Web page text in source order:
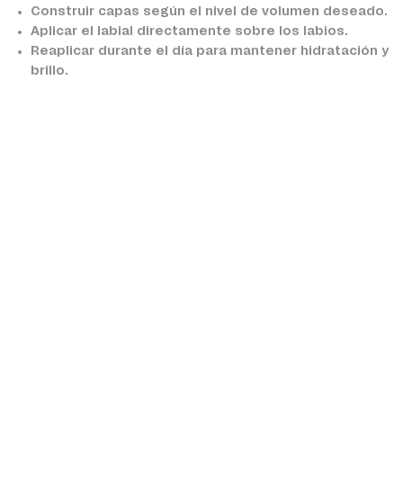
Construir capas según el nivel de volumen deseado.
Aplicar el labial directamente sobre los labios.
Reaplicar durante el día para mantener hidratación y
brillo.